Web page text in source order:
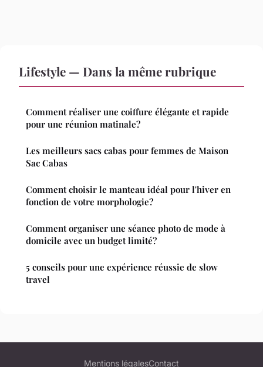
Lifestyle — Dans la même rubrique
Comment réaliser une coiffure élégante et rapide
pour une réunion matinale?
Les meilleurs sacs cabas pour femmes de Maison
Sac Cabas
Comment choisir le manteau idéal pour l'hiver en
fonction de votre morphologie?
Comment organiser une séance photo de mode à
domicile avec un budget limité?
5 conseils pour une expérience réussie de slow
travel
Mentions légalesContact